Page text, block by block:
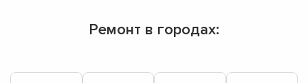
Ремонт в городах: